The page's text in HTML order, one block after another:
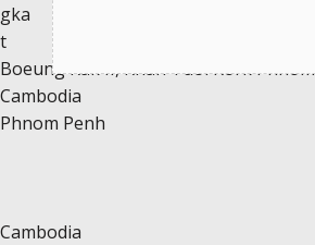
gka
t
Boeung Kak II, Khan Tuol Kork
Cambodia
Phnom Penh
Cambodia